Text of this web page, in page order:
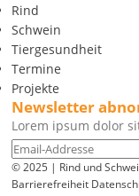
Rind
Schwein
Tiergesundheit
Termine
Projekte
Newsletter
Lorem ipsum dolor
© 2025 | Rind und
Barrierefreiheit